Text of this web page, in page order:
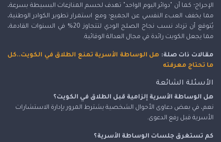
الإحراج؛ كما أن "دوائر اليوم الواحد" تهدف لحسم المنازعات البسيطة بسرعة،
مما يخفف العبء النفسي عن الجميع؛ ومع استمرار تطوير الكوادر الوطنية،
يُتوقع أن تزداد نسب نجاح الصلح الودي لتتجاوز 20% في السنوات القادمة،
مما يجعل الكويت رائدة في مجال العدالة الوقائية.
مقالات ذات صلة: هل الوساطة الأسرية تمنع الطلاق في الكويت..كل
ما تحتاج معرفته
الأسئلة الشائعة
هل الوساطة الأسرية إلزامية قبل الطلاق في الكويت؟
نعم، في بعض دعاوى الأحوال الشخصية يشترط المرور بإدارة الاستشارات
الأسرية قبل رفع الدعوى.
كم تستغرق جلسات الوساطة الأسرية؟